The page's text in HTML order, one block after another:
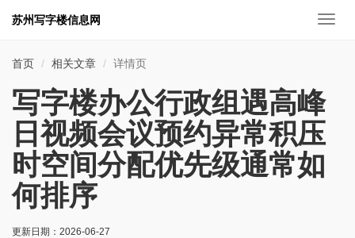
切
苏州写字楼信息网
首页 相关文章 详情页
写字楼办公行政组遇高峰
日视频会议预约异常积压
时空间分配优先级通常如
何排序
更新日期： 2026-06-27